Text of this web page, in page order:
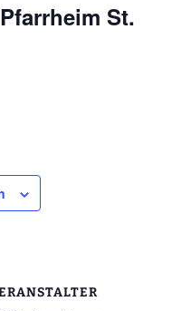
St.